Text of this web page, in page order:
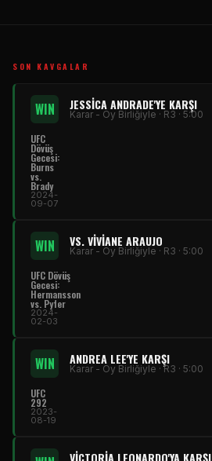
SON KAVGALAR
WIN JESSICA ANDRADE'YE KARŞI
Karar - Oy Birliğiyle · R3 · 5:00
UFC
Dövüş
Gecesi:
Burns
vs.
Brady
2024-
09-07
WIN VS. VIVIANE ARAUJO
Karar - Oy Birliğiyle · R3 · 5:00
UFC Dövüş
Gecesi:
Hermansson
vs. Pyfer
2024-
02-03
WIN ANDREA LEE'YE KARŞI
Karar - Oy Birliğiyle · R3 · 5:00
UFC
292
2023-
08-19
VICTORIA LEONARDO'YA KARŞI